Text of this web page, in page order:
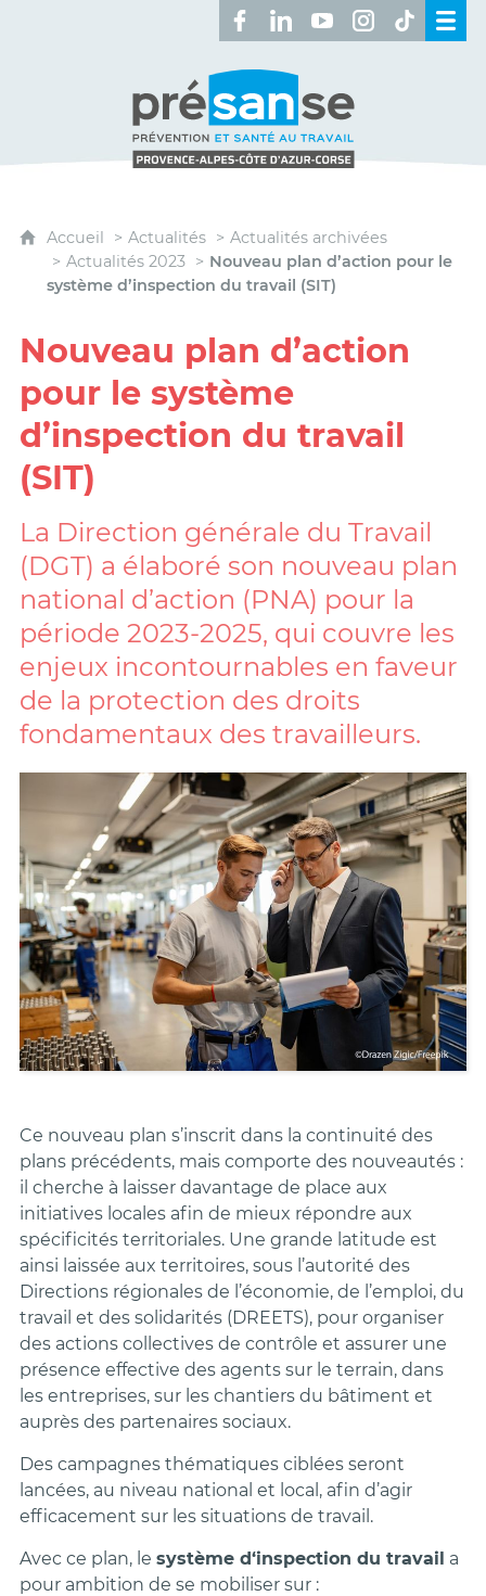
Retrouvez-nous sur Facebook
Retrouvez-nous sur
Retrouvez-nous sur
Retrouvez-
Accueil Actualités
Actualités archivées
Actualités 2023
Nouveau plan d’action pour le
système d’inspection du travail (SIT)
Nouveau plan d’action
pour le système
d’inspection du travail
(SIT)
La Direction générale du Travail
(DGT) a élaboré son nouveau plan
national d’action (PNA) pour la
période 2023-2025, qui couvre les
enjeux incontournables en faveur
de la protection des droits
fondamentaux des travailleurs.
Ce nouveau plan s’inscrit dans la continuité des
plans précédents, mais comporte des nouveautés :
il cherche à laisser davantage de place aux
initiatives locales afin de mieux répondre aux
spécificités territoriales. Une grande latitude est
ainsi laissée aux territoires, sous l’autorité des
Directions régionales de l’économie, de l’emploi, du
travail et des solidarités (DREETS), pour organiser
des actions collectives de contrôle et assurer une
présence effective des agents sur le terrain, dans
les entreprises, sur les chantiers du bâtiment et
auprès des partenaires sociaux.
Des campagnes thématiques ciblées seront
lancées, au niveau national et local, afin d’agir
efficacement sur les situations de travail.
Avec ce plan, le système d‘inspection du travail a
pour ambition de se mobiliser sur :